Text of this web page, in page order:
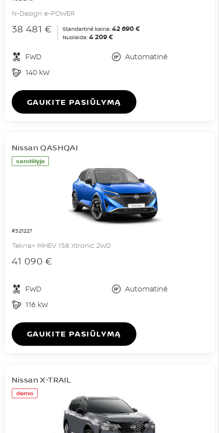
N-Design e-POWER
38 481 € Standartinė kaina: 42 690 €
Nuolaida: 4 209 €
FWD
Automatinė
140 kW
GAUKITE PASIŪLYMĄ
sandėlyje
#521227
Nissan QASHQAI
Tekna+ MHEV 158 Xtronic 2WD
41 090 €
FWD
Automatinė
116 kW
GAUKITE PASIŪLYMĄ
demo
Nissan X-TRAIL